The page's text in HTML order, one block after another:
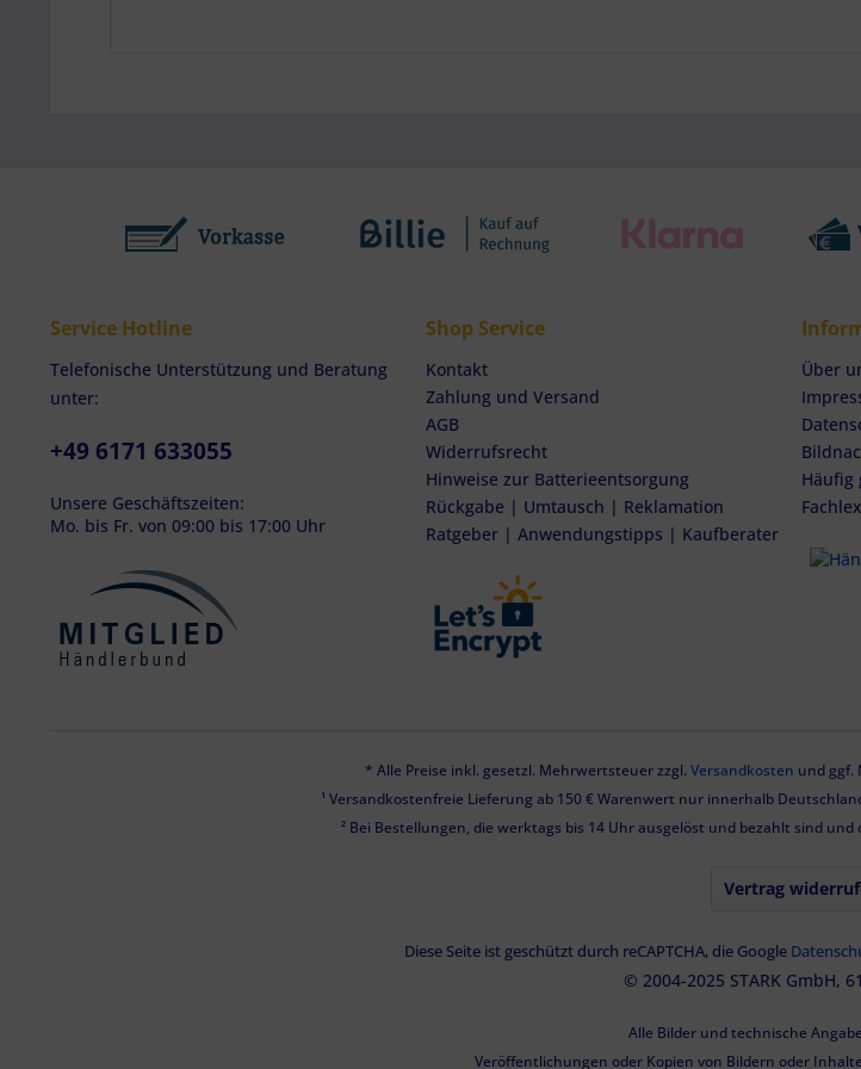
Service Hotline
Telefonische Unterstützung und Beratung
unter:
+49 6171 633055
Unsere Geschäftszeiten:
Mo. bis Fr. von 09:00 bis 17:00 Uhr
Shop Service
Kontakt
Zahlung und Versand
AGB
Widerrufsrecht
Hinweise zur Batterieentsorgung
Rückgabe | Umtausch | Reklamation
Ratgeber | Anwendungstipps | Kaufberater
Über
Häufig
* Alle Preise inkl. gesetzl. Mehrwertsteuer zzgl. Versandkosten und ggf.
¹ Versandkostenfreie Lieferung ab 150 € Warenwert nur innerhalb
² Bei Bestellungen, die werktags bis 14 Uhr ausgelöst und bezahlt sind
Vertrag
Diese Seite ist geschützt durch reCAPTCHA, die Google
© 2004-2025 STARK GmbH,
Alle Bilder und technische
Veröffentlichungen oder Kopien von Bildern oder